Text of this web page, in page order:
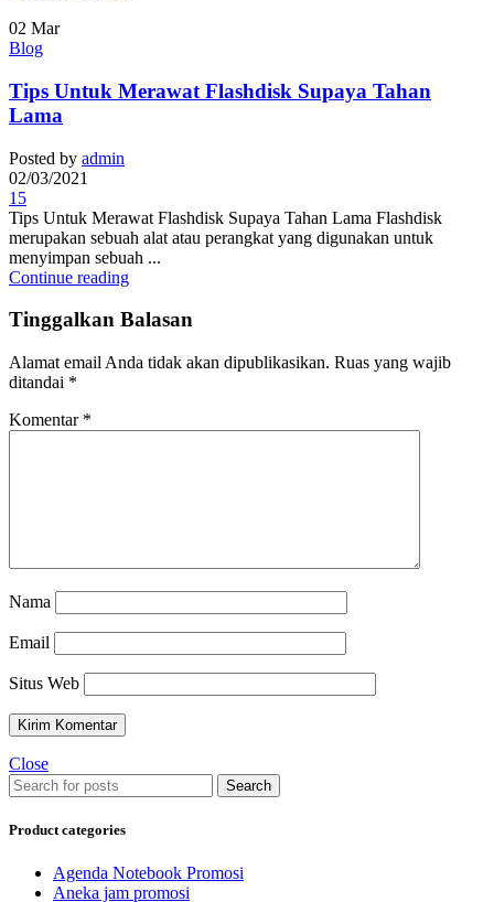
02 Mar
Blog
Tips Untuk Merawat Flashdisk Supaya Tahan
Lama
Posted by admin
02/03/2021
15
Tips Untuk Merawat Flashdisk Supaya Tahan Lama Flashdisk
merupakan sebuah alat atau perangkat yang digunakan untuk
menyimpan sebuah ...
Continue reading
Tinggalkan Balasan
Alamat email Anda tidak akan dipublikasikan. Ruas yang wajib
ditandai *
Komentar *
Nama
Email
Situs Web
Close
Search
Product categories
Agenda Notebook Promosi
Aneka jam promosi